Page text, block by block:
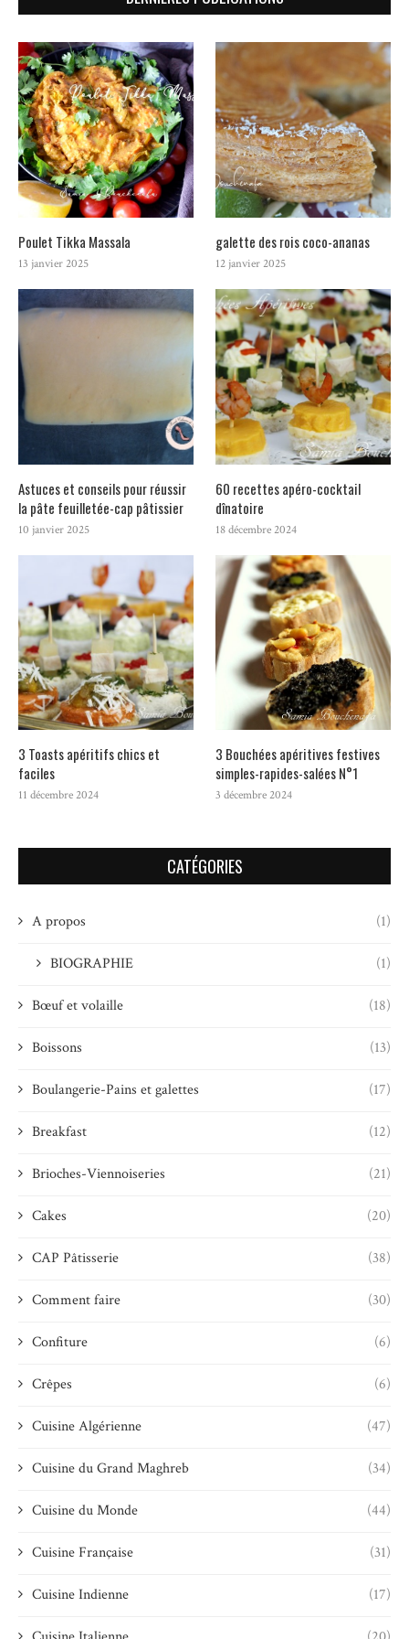
Poulet Tikka Massala
13 janvier 2025
galette des rois coco-ananas
12 janvier 2025
Astuces et conseils pour réussir
la pâte feuilletée-cap pâtissier
10 janvier 2025
60 recettes apéro-cocktail
dînatoire
18 décembre 2024
3 Toasts apéritifs chics et
faciles
11 décembre 2024
3 Bouchées apéritives festives
simples-rapides-salées N°1
3 décembre 2024
CATÉGORIES
A propos (1)
BIOGRAPHIE (1)
Bœuf et volaille (18)
Boissons (13)
Boulangerie-Pains et galettes (17)
Breakfast (12)
Brioches-Viennoiseries (21)
Cakes (20)
CAP Pâtisserie (38)
Comment faire (30)
Confiture (6)
Crêpes (6)
Cuisine Algérienne (47)
Cuisine du Grand Maghreb (34)
Cuisine du Monde (44)
Cuisine Française (31)
Cuisine Indienne (17)